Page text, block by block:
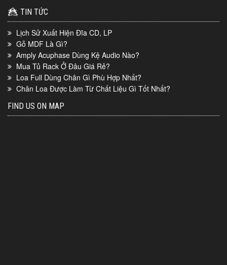
TIN TỨC
Lịch Sử Xuất Hiện Đĩa CD, LP
Gỗ MDF Là Gì?
Amply Acuphase Dùng Kệ Audio Nào?
Mua Tủ Rack Ở Đâu Giá Rẻ?
Loa Full Dùng Chân Gì Phù Hợp Nhất?
Chân Loa Được Làm Từ Chất Liệu Gì Tốt Nhất?
FIND US ON MAP